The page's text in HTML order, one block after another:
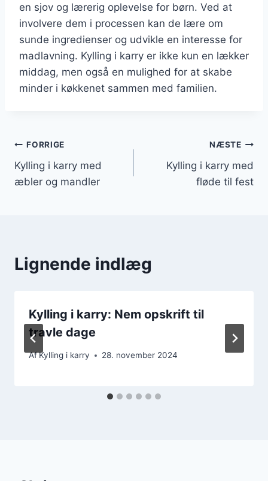
en sjov og lærerig oplevelse for børn. Ved at
involvere dem i processen kan de lære om
sunde ingredienser og udvikle en interesse for
madlavning. Kylling i karry er ikke kun en lækker
middag, men også en mulighed for at skabe
minder i køkkenet sammen med familien.
Indlægsnavigation
FORRIGE
Kylling i karry med
æbler og mandler
NÆSTE
Kylling i karry med
fløde til fest
Lignende indlæg
Kylling i karry: Nem opskrift til
travle dage
AfKylling i karry 28. november 2024